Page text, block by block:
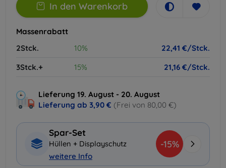
In den Warenkorb
Massenrabatt
2Stck.
10%
22,41 €/Stck.
3Stck.+
15% 21,16 €/Stck.
Lieferung 19. August - 20. August
Lieferung ab 3,90 € (Frei von 80,00 €)
Spar-Set
Hüllen + Displayschutz
weitere Info
-15%